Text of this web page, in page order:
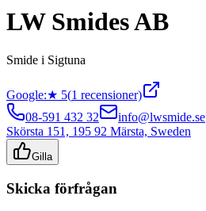
LW Smides AB
Smide i Sigtuna
Google:★ 5(1 recensioner)
08-591 432 32
info@lwsmide.se
Skörsta 151, 195 92 Märsta, Sweden
Gilla
Skicka förfrågan